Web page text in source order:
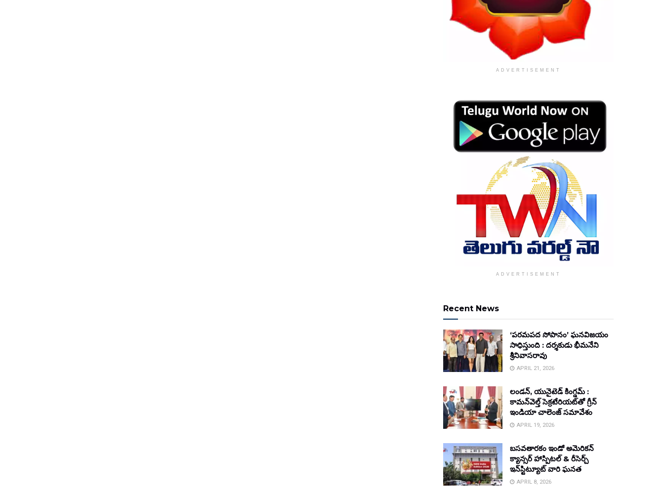
ADVERTISEMENT
ADVERTISEMENT
Recent News
‘పరమపద సోపానం’ ఘనవిజయం
సాధిస్తుంది : దర్శకుడు భీమనేని
శ్రీనివాసరావు
APRIL 21, 2026
లండన్, యునైటెడ్ కింగ్డమ్ :
కామన్‌వెల్త్ సెక్రటేరియట్‌తో గ్రీన్
ఇండియా చాలెంజ్ సమావేశం
APRIL 19, 2026
బసవతారకం ఇండో అమెరికన్
క్యాన్సర్ హాస్పిటల్ & రీసెర్చ్
ఇన్‌స్టిట్యూట్ వారి ఘనత
APRIL 8, 2026